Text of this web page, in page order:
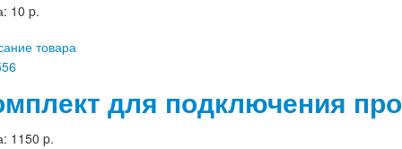
10 p.
товара
для подключения
1150 p.